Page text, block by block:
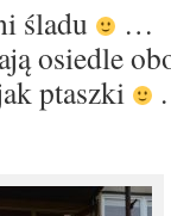
śladu
…
osiedle
ptaszki